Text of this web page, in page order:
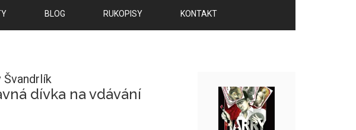
BLOG RUKOPISY KONTAKT
dívka na vdávání